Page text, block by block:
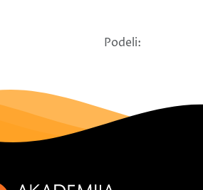
Podeli: